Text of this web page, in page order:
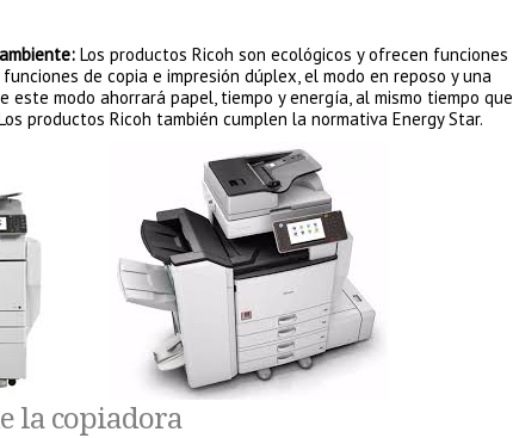
Los productos Ricoh son ecológicos y ofrecen funciones
de copia e impresión dúplex, el modo en reposo y una
este modo ahorrará papel, tiempo y energía, al mismo tiempo que
productos Ricoh también cumplen la normativa Energy Star.
la copiadora